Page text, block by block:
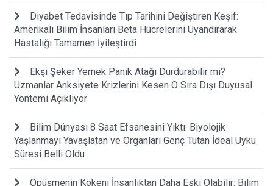
Diyabet Tedavisinde Tıp Tarihini Değiştiren Keşif:
Amerikalı Bilim İnsanları Beta Hücrelerini Uyandırarak
Hastalığı Tamamen İyileştirdi
Ekşi Şeker Yemek Panik Atağı Durdurabilir mi?
Uzmanlar Anksiyete Krizlerini Kesen O Sıra Dışı Duyusal
Yöntemi Açıklıyor
Bilim Dünyası 8 Saat Efsanesini Yıktı: Biyolojik
Yaşlanmayı Yavaşlatan ve Organları Genç Tutan İdeal Uyku
Süresi Belli Oldu
Öpüşmenin Kökeni İnsanlıktan Daha Eski Olabilir: Bilim